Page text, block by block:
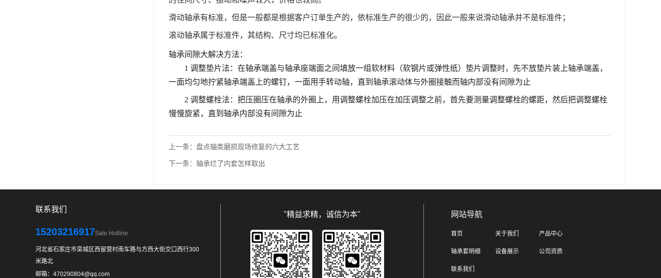
滑动轴承有标准，但是一般都是根据客户订单生产的，依标准生产的很少的，因此一般来说滑动轴承并不是标准件；
滚动轴承属于标准件，其结构、尺寸均已标准化。
轴承间隙大解决方法：
1 调整垫片法：在轴承端盖与轴承座端面之间填放一组软材料（软钢片或弹性纸）垫片调整时，先不放垫片装上轴承端盖，
一面均匀地拧紧轴承端盖上的螺钉，一面用手转动轴，直到轴承滚动体与外圈接触而轴内部没有间隙为止
2 调整螺栓法：把压圈压在轴承的外圈上，用调整螺栓加压在加压调整之前，首先要测量调整螺栓的螺距，然后把调整螺栓
慢慢旋紧，直到轴承内部没有间隙为止
上一条： 盘点轴类磨损现场修复的六大工艺
下一条： 轴承烂了内套怎样取出
联系我们
15203216917Sale Hotline
河北省石家庄市栾城区西留营村南车路与方西大街交口西行300
米路北
邮箱：470290804@qq.com
"精益求精，诚信为本" 网站导航
首页 关于我们 产品中心
轴承套明细 设备展示 公司资质
联系我们